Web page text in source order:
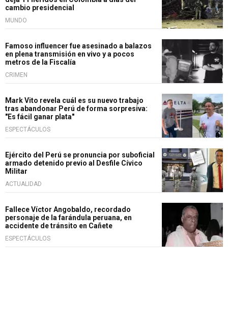
cambio presidencial
MUNDO
Famoso influencer fue asesinado a balazos
en plena transmisión en vivo y a pocos
metros de la Fiscalía
CRIMEN
Mark Vito revela cuál es su nuevo trabajo
tras abandonar Perú de forma sorpresiva:
"Es fácil ganar plata"
ESPECTÁCULOS
Ejército del Perú se pronuncia por suboficial
armado detenido previo al Desfile Cívico
Militar
ACTUALIDAD
Fallece Víctor Angobaldo, recordado
personaje de la farándula peruana, en
accidente de tránsito en Cañete
ESPECTÁCULOS